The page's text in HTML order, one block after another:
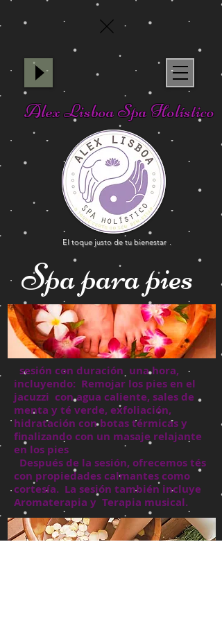
Alex Lisboa Spa Holístico
El toque justo de tu bienestar .
Spa para pies
sesión con duración una hora,
incluyendo: Remojar los pies en el
jacuzzi con agua caliente, sales de
menta y té verde, exfoliación,
hidratación con botas térmicas y
finalizando con un masaje relajante
en los pies
Después de la sesión, ofrecemos tés
con propiedades calmantes como
cortesía. La sesión también incluye
Aromaterapia y Terapia musical.